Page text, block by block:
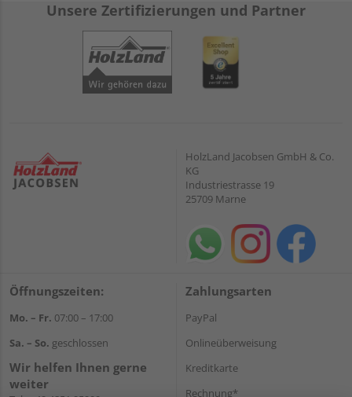
Unsere Zertifizierungen und Partner
HolzLand Jacobsen GmbH & Co.
KG
Industriestrasse 19
25709 Marne
Öffnungszeiten:
Mo. – Fr. 07:00 – 17:00
Sa. – So. geschlossen
Wir helfen Ihnen gerne
weiter
Zahlungsarten
PayPal
Onlineüberweisung
Kreditkarte
Rechnung*